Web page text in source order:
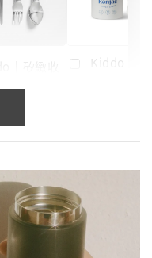
- +
Kiddo｜
NT$ 261
加入購物車